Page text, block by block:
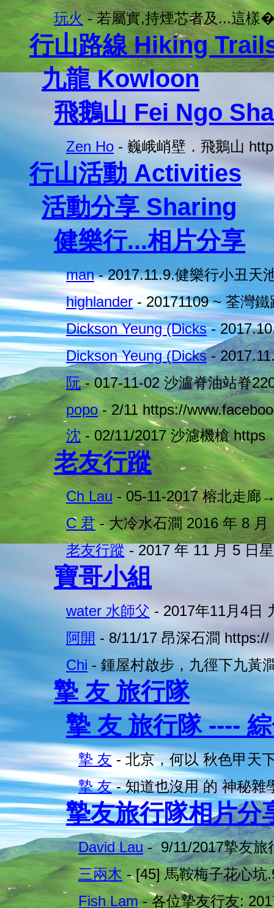
玩火- 若屬實,持煙芯者及...這樣
行山路線 Hiking
九龍 Kowloon
飛鵝山 Fei Ngo
Zen Ho - 巍峨峭壁．飛鵝山
行山活動 Activities
活動分享 Sharing
健樂行...相片分享
man- 2017.11.9.健樂行小丑天
highlander - 20171109 ~ 荃灣
Dickson Yeung (Dicks-
Dickson Yeung (Dicks-
阮- 017-11-02 沙瀘脊油站脊
popo- 2/11 https://
沈 - 02/11/2017 沙濾機槍 https
老友行蹤
Ch Lau - 05-11-2017 榕北走廊
C 君- 大冷水石澗 2016 年 8 月
老友行蹤 - 2017 年 11 月 5 日
寶哥小組
water 水師父 - 2017年11月4日
阿開 - 8/11/17 昂深石澗 https://
Chi - 鍾屋村啟步，九徑下九黃
摯 友 旅行隊
摯 友 旅行隊 ----
摯 友- 北京，何以 秋色甲天
摯 友- 知道也沒用 的 神秘雜
摯友旅行隊相片分
David Lau- 9/11/2017摯友
三兩木 - [45] 馬鞍梅子花心坑
Fish Lam- 各位摯友行友: